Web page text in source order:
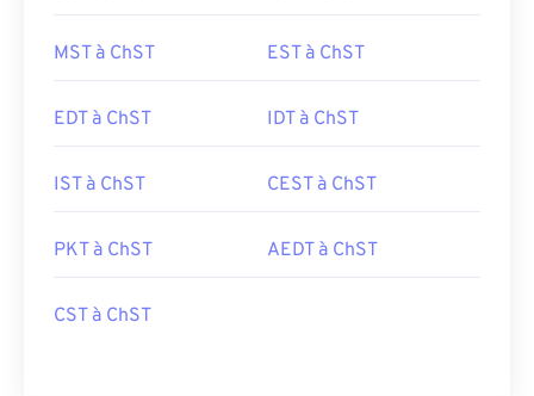
MST à ChST EST à ChST
EDT à ChST IDT à ChST
IST à ChST CEST à ChST
PKT à ChST AEDT à ChST
CST à ChST